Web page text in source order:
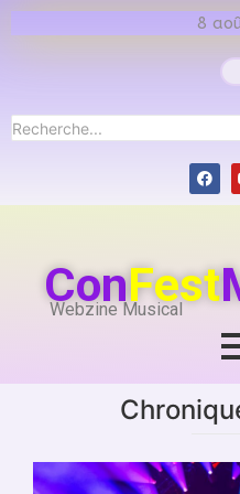
8
ConFest
Webzine Musical